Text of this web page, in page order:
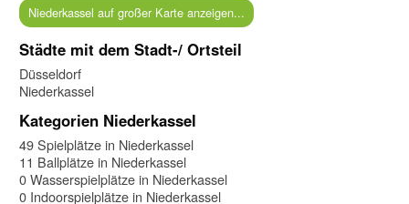
Niederkassel auf großer Karte anzeigen...
Städte mit dem Stadt-/ Ortsteil
Düsseldorf
Niederkassel
Kategorien Niederkassel
49 Spielplätze in Niederkassel
11 Ballplätze in Niederkassel
0 Wasserspielplätze in Niederkassel
0 Indoorspielplätze in Niederkassel